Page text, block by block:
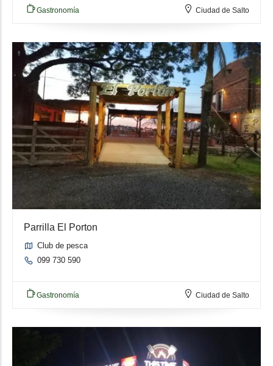
Gastronomía Ciudad de Salto
Parrilla El Porton
Club de pesca
099 730 590
Gastronomía Ciudad de Salto